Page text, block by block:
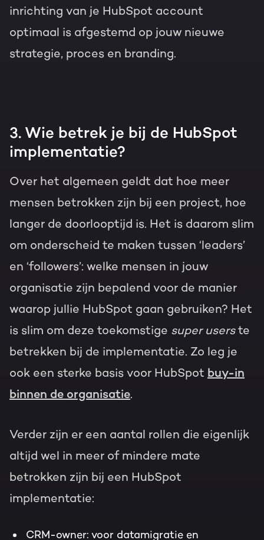
inrichting van je HubSpot account
optimaal is afgestemd op jouw nieuwe
strategie, proces en branding.
3. Wie betrek je bij de HubSpot
implementatie?
Over het algemeen geldt dat hoe meer
mensen betrokken zijn bij een project, hoe
langer de doorlooptijd is. Het is daarom slim
om onderscheid te maken tussen ‘leaders’
en ‘followers’: welke mensen in jouw
organisatie zijn bepalend voor de manier
waarop jullie HubSpot gaan gebruiken? Het
is slim om deze toekomstige super userste
betrekken bij de implementatie. Zo leg je
ook een sterke basis voor HubSpot buy-in
binnen de organisatie.
Verder zijn er een aantal rollen die eigenlijk
altijd wel in meer of mindere mate
betrokken zijn bij een HubSpot
implementatie:
CRM-owner: voor datamigratie en